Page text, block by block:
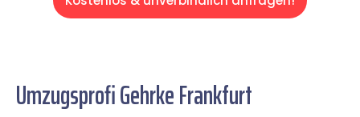
Umzugsprofi Gehrke Frankfurt